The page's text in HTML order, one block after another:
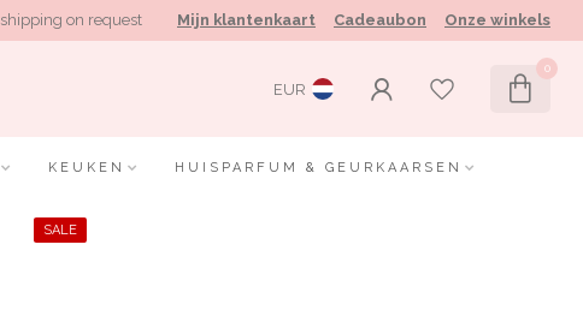
shipping on request Mijn klantenkaart Cadeaubon Onze winkels
EUR
0
KEUKEN HUISPARFUM & GEURKAARSEN
SALE